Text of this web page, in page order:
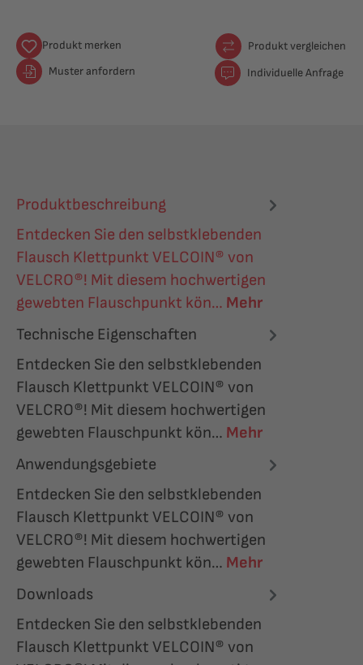
Produkt merken
Muster anfordern
Produkt vergleichen
Individuelle Anfrage
Produktbeschreibung
Entdecken Sie den selbstklebenden
Flausch Klettpunkt VELCOIN® von
VELCRO®! Mit diesem hochwertigen
gewebten Flauschpunkt kön… Mehr
Technische Eigenschaften
Entdecken Sie den selbstklebenden
Flausch Klettpunkt VELCOIN® von
VELCRO®! Mit diesem hochwertigen
gewebten Flauschpunkt kön… Mehr
Anwendungsgebiete
Entdecken Sie den selbstklebenden
Flausch Klettpunkt VELCOIN® von
VELCRO®! Mit diesem hochwertigen
gewebten Flauschpunkt kön… Mehr
Downloads
Entdecken Sie den selbstklebenden
Flausch Klettpunkt VELCOIN® von